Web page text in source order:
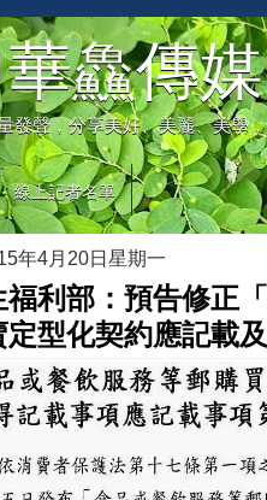
鱻傳媒
發聲，分享美好、美麗、美學
線上記者名單
年4月20日星期一
福利部：預告修正
定型化契約應記載